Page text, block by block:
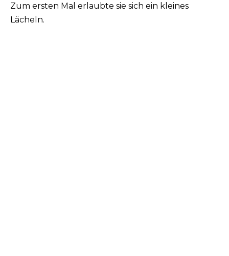
Zum ersten Mal erlaubte sie sich ein kleines
Lächeln.